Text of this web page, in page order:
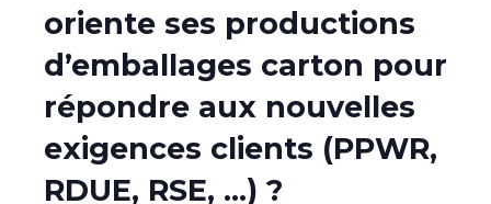
oriente ses productions
d’emballages carton pour
répondre aux nouvelles
exigences clients (PPWR,
RDUE, RSE, …) ?